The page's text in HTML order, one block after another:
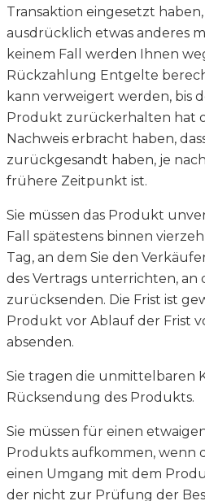
Transaktion eingesetzt
ausdrücklich etwas anderes
keinem Fall werden Ihnen
Rückzahlung Entgelte
kann verweigert werden, bis
Produkt zurückerhalten hat
Nachweis erbracht haben,
zurückgesandt haben, je
frühere Zeitpunkt ist.
Sie müssen das Produkt
Fall spätestens binnen
Tag, an dem Sie den
des Vertrags unterrichten, an
zurücksenden. Die Frist ist
Produkt vor Ablauf der Frist
absenden.
Sie tragen die unmittelbaren
Rücksendung des Produkts.
Sie müssen für einen
Produkts aufkommen, wenn
einen Umgang mit dem
der nicht zur Prüfung der